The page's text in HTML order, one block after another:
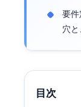
要件
穴
目次